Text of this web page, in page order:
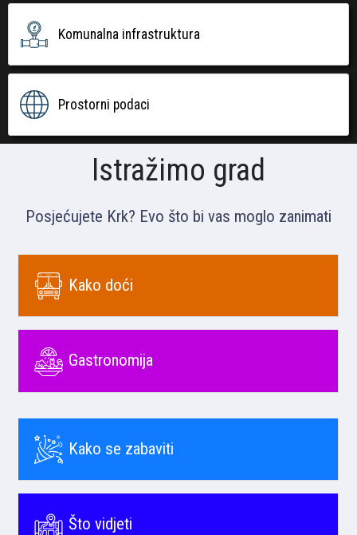
Komunalna infrastruktura
Prostorni podaci
Istražimo grad
Posjećujete Krk? Evo što bi vas moglo zanimati
Kako doći
Gastronomija
Kako se zabaviti
Što vidjeti